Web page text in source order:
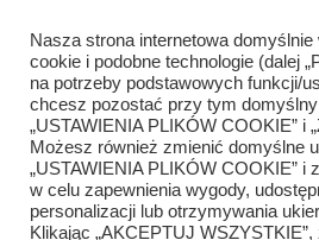
Polityka prywatności
Regulamin
Nasza strona internetowa
cookie i podobne technologie (dalej
na potrzeby podstawowych funkcji/
chcesz pozostać przy tym
„USTAWIENIA PLIKÓW COOKIE” i
Możesz również zmienić domyślne
„USTAWIENIA PLIKÓW COOKIE” i
w celu zapewnienia wygody,
personalizacji lub otrzymywania
Klikając „AKCEPTUJ